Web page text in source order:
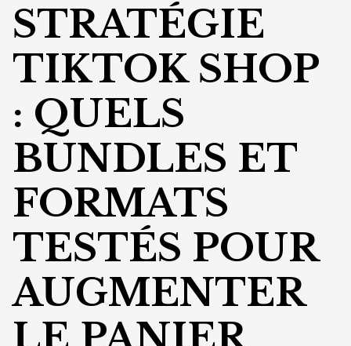
STRATÉGIE
TIKTOK SHOP
: QUELS
BUNDLES ET
FORMATS
TESTÉS POUR
AUGMENTER